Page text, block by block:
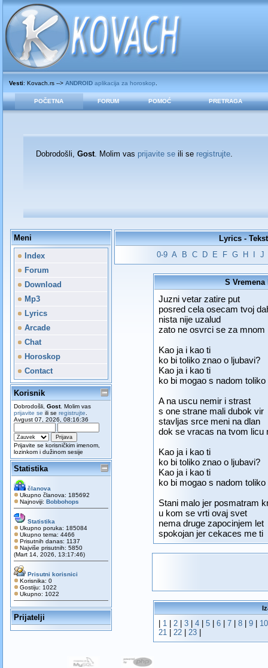
Vesti: Kovach.rs --> ANDROIDaplikacija za horoskop
POČETNA FORUM POMOĆ PRETRAGA
Dobrodošli, Gost. Molim vas prijavite seili se registrujte.
Meni
Index
Forum
Download
Mp3
Lyrics
Arcade
Chat
Horoskop
Contact
Korisnik
Dobrodošli, Gost. Molim vas
prijavite se ili se registrujte
Avgust 07, 2026, 08:16:36
Prijavite se korisničkim imenom,
lozinkom i dužinom sesije
Statistika
članova
Ukupno članova: 185692
Najnoviji: Bobbohops
Statistika
Ukupno poruka: 185084
Ukupno tema: 4466
Prisutnih danas: 1137
Najviše prisutnih: 5850
(Mart 14, 2026, 13:17:46)
Prisutni korisnici
Korisnika: 0
Gostiju: 1022
Ukupno: 1022
Prijatelji
Lyrics -
0-9 A B C D E F G H J
S
Juzni vetar zatire put
posred cela osecam tvoj
nista nije uzalud
zato ne osvrci se za mnom
Kao ja i kao ti
ko bi toliko znao o ljubavi?
Kao ja i kao ti
ko bi mogao s nadom toliko
A na uscu nemir i strast
s one strane mali dubok vir
stavljas srce meni na dlan
dok se vracas na tvom licu
Kao ja i kao ti
ko bi toliko znao o ljubavi?
Kao ja i kao ti
ko bi mogao s nadom toliko
Stani malo jer posmatram
u kom se vrti ovaj svet
nema druge zapocinjem let
spokojan jer cekaces me ti
1| 2| 3| 4| 5| 6| 7| 8| 9| 10
21| 22| 23|